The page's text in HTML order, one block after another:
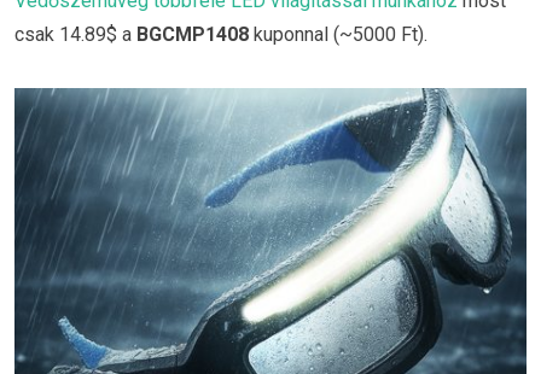
csak 14.89$ a BGCMP1408 kuponnal (~5000 Ft).